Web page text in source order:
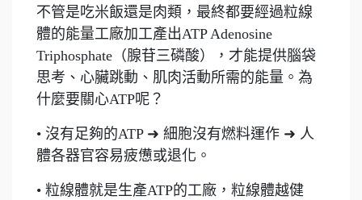
不管是吃米飯還是肉類，最終都要經過粒線
體的能量工廠加工產出ATP Adenosine
Triphosphate（腺苷三磷酸），才能提供腦袋
思考、心臟跳動、肌肉活動所需的能量。為
什麼要關心ATP呢？
• 沒有足夠的ATP ➜ 細胞沒有燃料運作 ➜ 人
體各器官容易疲憊或退化。
• 粒線體就是生產ATP的工廠，粒線體越健